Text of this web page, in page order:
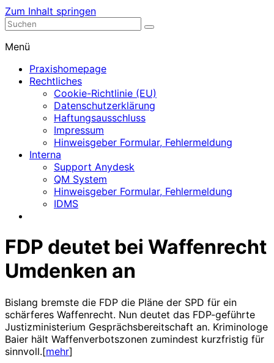
Zum Inhalt springen
Nephrologische Praxis mit Dialyse
Menü
Praxishomepage
Rechtliches
Cookie-Richtlinie (EU)
Datenschutzerklärung
Haftungsausschluss
Impressum
Hinweisgeber Formular, Fehlermeldung
Interna
Support Anydesk
QM System
Hinweisgeber Formular, Fehlermeldung
IDMS
FDP deutet bei Waffenrecht
Umdenken an
Bislang bremste die FDP die Pläne der SPD für ein
schärferes Waffenrecht. Nun deutet das FDP-geführte
Justizministerium Gesprächsbereitschaft an. Kriminologe
Baier hält Waffenverbotszonen zumindest kurzfristig für
sinnvoll.[mehr]